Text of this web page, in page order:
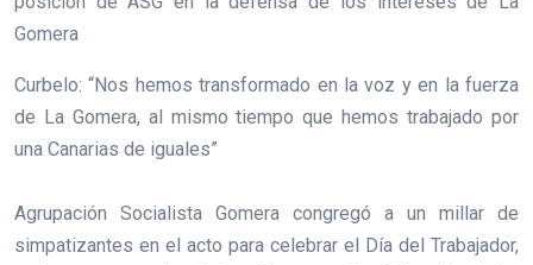
Gomera
Curbelo: “Nos hemos transformado en la voz y en la fuerza
de La Gomera, al mismo tiempo que hemos trabajado por
una Canarias de iguales”
Agrupación Socialista Gomera congregó a un millar de
simpatizantes en el acto para celebrar el Día del Trabajador,